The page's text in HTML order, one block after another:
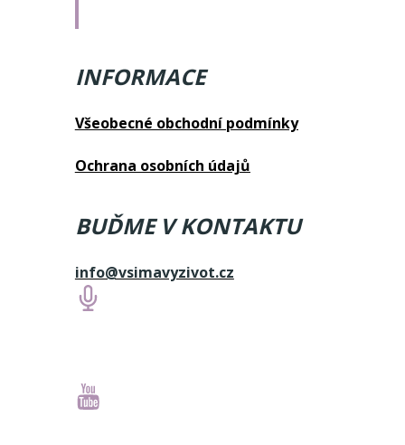
INFORMACE
Všeobecné obchodní podmínky
Ochrana osobních údajů
BUĎME V KONTAKTU
info@vsimavyzivot.cz